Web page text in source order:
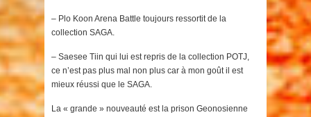
– Plo Koon Arena Battle toujours ressortit de la
collection SAGA.
– Saesee Tiin qui lui est repris de la collection POTJ,
ce n’est pas plus mal non plus car à mon goût il est
mieux réussi que le SAGA.
La « grande » nouveauté est la prison Geonosienne